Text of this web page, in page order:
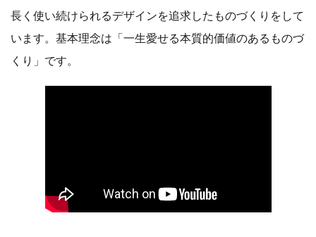
長く使い続けられるデザインを追求したものづくりをして
います。基本理念は「一生愛せる本質的価値のあるものづ
くり」です。